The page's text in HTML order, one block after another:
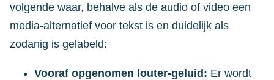
volgende waar, behalve als de audio of video een
media-alternatief voor tekst is en duidelijk als
zodanig is gelabeld:
Vooraf opgenomen louter-geluid: Er wordt